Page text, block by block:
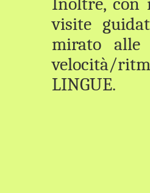
visite
mirato alle
velocità/
LINGUE.